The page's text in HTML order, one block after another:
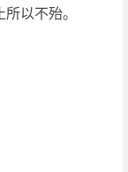
以不殆。